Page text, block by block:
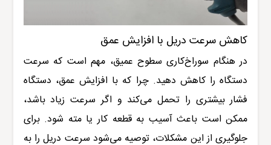
کاهش سرعت دریل با افزایش عمق
در هنگام سوراخ‌کاری سطوح عمیق، مهم است که سرعت
دستگاه را کاهش دهید. چرا که با افزایش عمق، دستگاه
فشار بیشتری را تحمل می‌کند و اگر سرعت زیاد باشد،
ممکن است باعث آسیب به قطعه کار یا مته شود. برای
جلوگیری از این مشکلات، توصیه می‌شود سرعت دریل را به